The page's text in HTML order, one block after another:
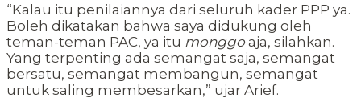
“Kalau itu penilaiannya dari seluruh kader PPP ya.
Boleh dikatakan bahwa saya didukung oleh
teman-teman PAC, ya itu monggoaja, silahkan.
Yang terpenting ada semangat saja, semangat
bersatu, semangat membangun, semangat
untuk saling membesarkan,” ujar Arief.